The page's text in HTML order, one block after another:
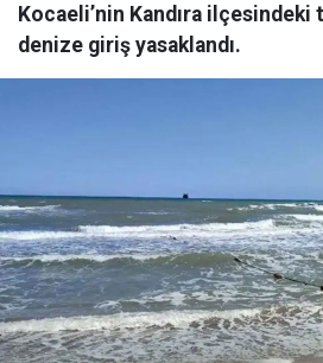
Kocaeli’nin Kandıra
denize giriş yasaklandı.